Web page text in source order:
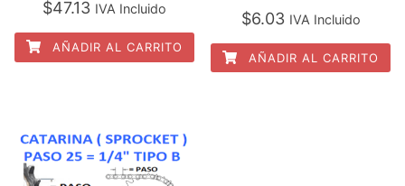
$47.13 IVA Incluido
AÑADIR AL CARRITO
$6.03 IVA Incluido
AÑADIR AL CARRITO